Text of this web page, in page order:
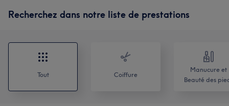
Recherchez dans notre liste de prestations
Tout Coiffure
Manucure et
Beauté des